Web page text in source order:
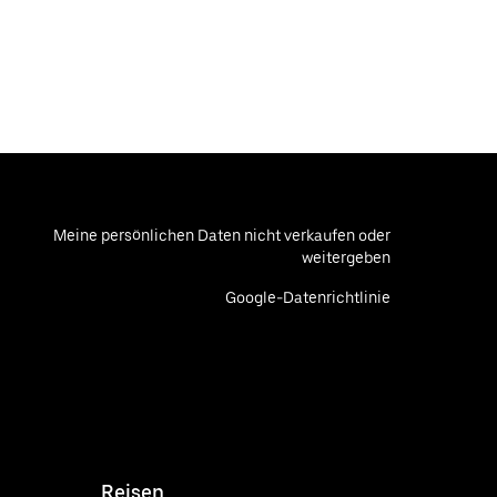
Meine persönlichen Daten nicht verkaufen oder
weitergeben
Google-Datenrichtlinie
Reisen